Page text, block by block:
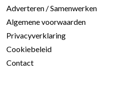
Adverteren / Samenwerken
Algemene voorwaarden
Privacyverklaring
Cookiebeleid
Contact